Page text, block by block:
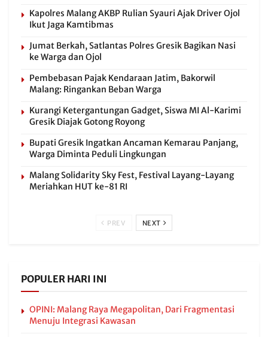
Kapolres Malang AKBP Rulian Syauri Ajak Driver Ojol
Ikut Jaga Kamtibmas
Jumat Berkah, Satlantas Polres Gresik Bagikan Nasi
ke Warga dan Ojol
Pembebasan Pajak Kendaraan Jatim, Bakorwil
Malang: Ringankan Beban Warga
Kurangi Ketergantungan Gadget, Siswa MI Al-Karimi
Gresik Diajak Gotong Royong
Bupati Gresik Ingatkan Ancaman Kemarau Panjang,
Warga Diminta Peduli Lingkungan
Malang Solidarity Sky Fest, Festival Layang-Layang
Meriahkan HUT ke-81 RI
PREV NEXT
POPULER HARI INI
OPINI: Malang Raya Megapolitan, Dari Fragmentasi
Menuju Integrasi Kawasan